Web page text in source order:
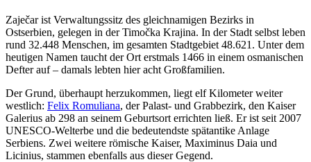
Zaječar ist Verwaltungssitz des gleichnamigen Bezirks in
Ostserbien, gelegen in der Timočka Krajina. In der Stadt selbst leben
rund 32.448 Menschen, im gesamten Stadtgebiet 48.621. Unter dem
heutigen Namen taucht der Ort erstmals 1466 in einem osmanischen
Defter auf – damals lebten hier acht Großfamilien.
Der Grund, überhaupt herzukommen, liegt elf Kilometer weiter
westlich: Felix Romuliana, der Palast- und Grabbezirk, den Kaiser
Galerius ab 298 an seinem Geburtsort errichten ließ. Er ist seit 2007
UNESCO-Welterbe und die bedeutendste spätantike Anlage
Serbiens. Zwei weitere römische Kaiser, Maximinus Daia und
Licinius, stammen ebenfalls aus dieser Gegend.